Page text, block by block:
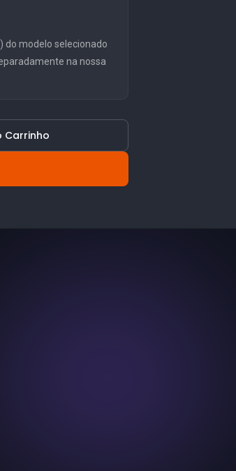
do modelo selecionado
na nossa
Carrinho